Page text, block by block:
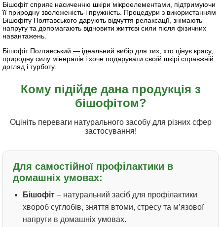
Бішофіт сприяє насиченню шкіри мікроелементами, підтримуючи
її природну зволоженість і пружність. Процедури з використанням
Бішофіту Полтавського дарують відчуття релаксації, знімають
напругу та допомагають відновити життєві сили після фізичних
навантажень.
Бішофіт Полтавський — ідеальний вибір для тих, хто цінує красу,
природну силу мінералів і хоче подарувати своїй шкірі справжній
догляд і турботу.
Кому підійде дана продукція з
бішофітом?
Оцініть переваги натурального засобу для різних сфер
застосування!
Для самостійної профілактики в
домашніх умовах:
Бішофіт – натуральний засіб для профілактики
хвороб суглобів, зняття втоми, стресу та м’язової
напруги в домашніх умовах.